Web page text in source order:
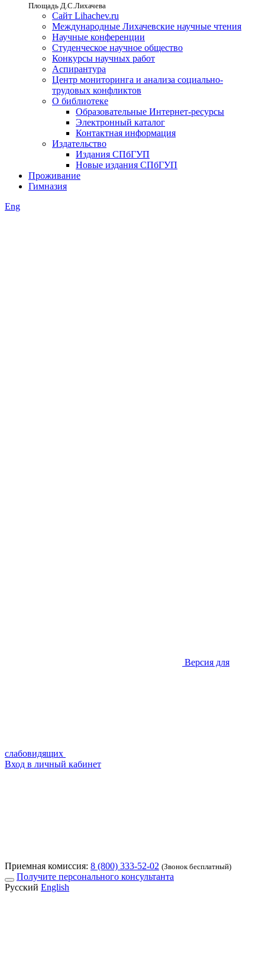
Площадь Д.С.Лихачева
Сайт Lihachev.ru
Международные Лихачевские научные чтения
Научные конференции
Студенческое научное общество
Конкурсы научных работ
Аспирантура
Центр мониторинга и анализа социально-
трудовых конфликтов
О библиотеке
Образовательные Интернет-ресурсы
Электронный каталог
Контактная информация
Издательство
Издания СПбГУП
Новые издания СПбГУП
Проживание
Гимназия
Eng
Версия для
слабовидящих
Вход в личный кабинет
Приемная комиссия: 8 (800) 333-52-02 (Звонок бесплатный)
Получите персонального консультанта
Русский English